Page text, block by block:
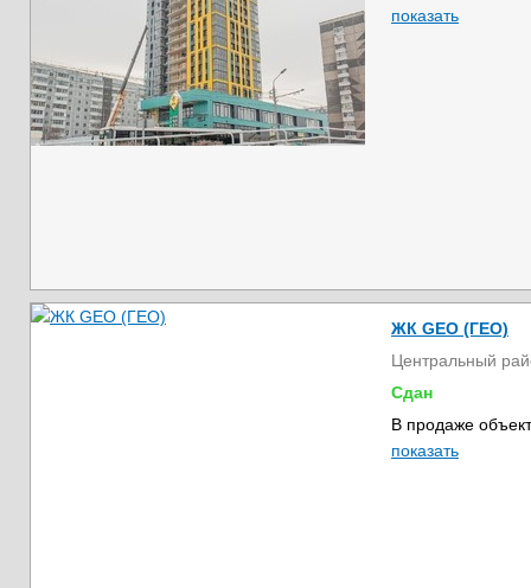
показать
ЖК GEO (ГЕО)
Центральный
Сдан
В продаже
показать